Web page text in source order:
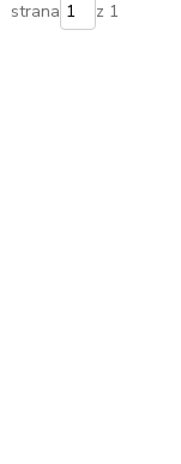
strana z 1